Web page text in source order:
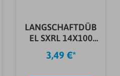
LANGSCHAFTDÜB
EL SXRL 14X100
FUS E
3,49 €*